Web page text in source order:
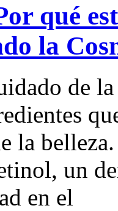
qué
la
de
la
un
en el